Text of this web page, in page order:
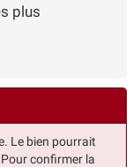
plus
Le bien pourrait
confirmer la